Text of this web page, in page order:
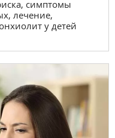
симптомы
лечение,
у детей